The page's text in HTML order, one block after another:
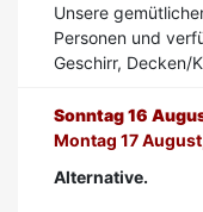
Unsere
Personen und
Geschirr, Decken/
Sonntag 16
Montag 17
Alternative.